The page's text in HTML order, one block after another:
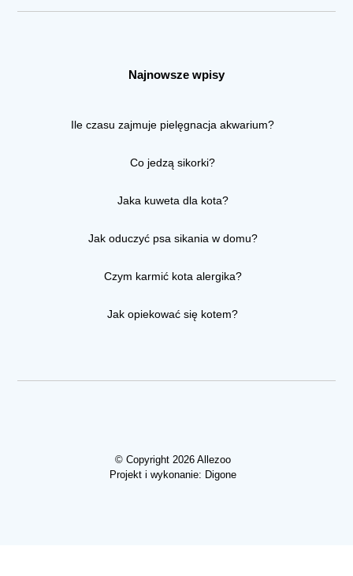
Najnowsze wpisy
Ile czasu zajmuje pielęgnacja akwarium?
Co jedzą sikorki?
Jaka kuweta dla kota?
Jak oduczyć psa sikania w domu?
Czym karmić kota alergika?
Jak opiekować się kotem?
© Copyright 2026 Allezoo
Projekt i wykonanie: Digone